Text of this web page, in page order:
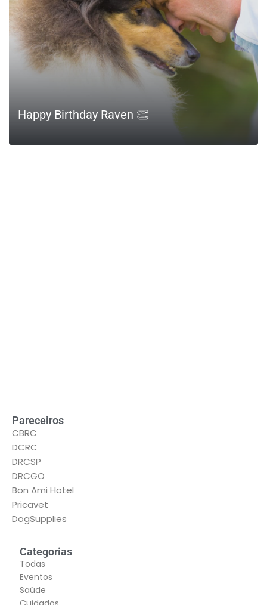
Happy Birthday Raven 👏
Pareceiros
CBRC
DCRC
DRCSP
DRCGO
Bon Ami Hotel
Pricavet
DogSupplies
Categorias
Todas
Eventos
Saúde